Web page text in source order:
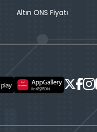
Altın ONS Fiyatı